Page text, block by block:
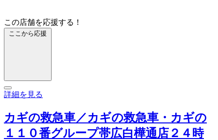
この店舗を応援する！
ここから応援
詳細を見る
カギの救急車／カギの救急車・カギの
１１０番グループ帯広白樺通店２４時